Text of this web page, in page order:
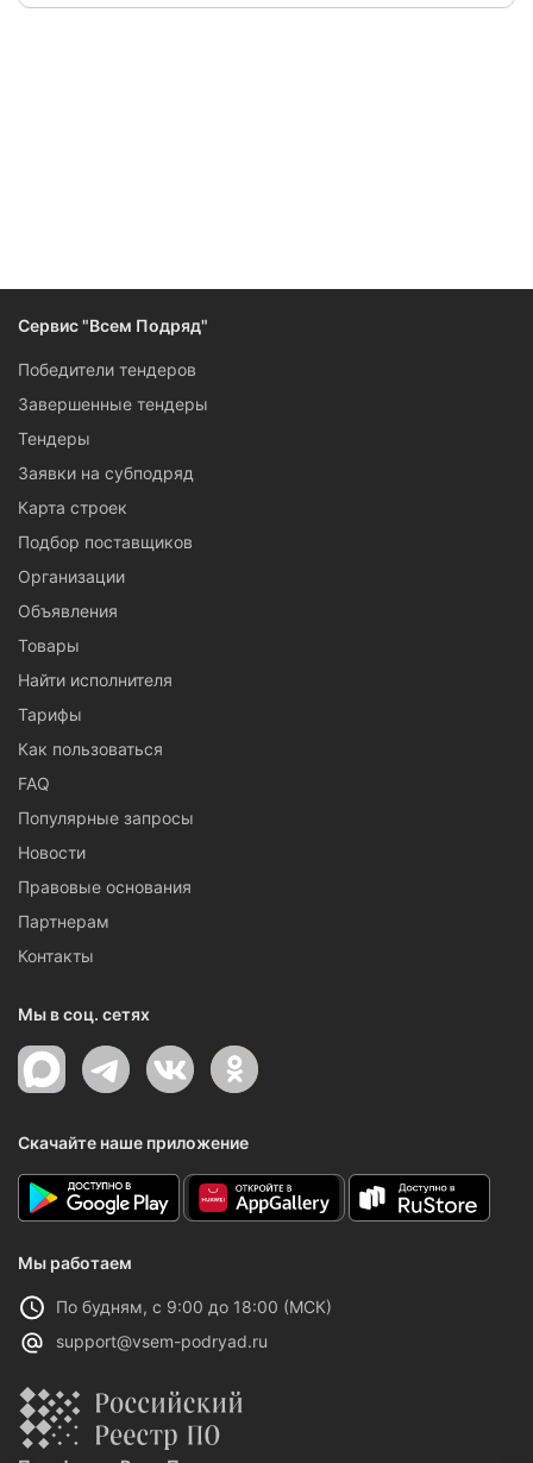
Сервис "Всем Подряд"
Победители тендеров
Завершенные тендеры
Тендеры
Заявки на субподряд
Карта строек
Подбор поставщиков
Организации
Объявления
Товары
Найти исполнителя
Тарифы
Как пользоваться
FAQ
Популярные запросы
Новости
Правовые основания
Партнерам
Контакты
Мы в соц. сетях
Скачайте наше приложение
Мы работаем
По будням, с 9:00 до 18:00 (МСК)
support@vsem-podryad.ru